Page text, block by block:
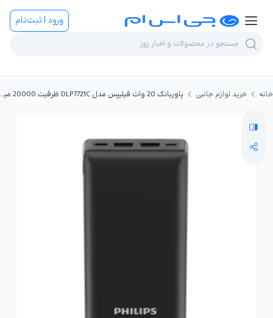
ورود | ثبت‌نام
خانه خرید لوازم جانبی پاوربانک 20 وات فیلیپس مدل DLP7721C ظرفیت 20000 میلی‌آمپر